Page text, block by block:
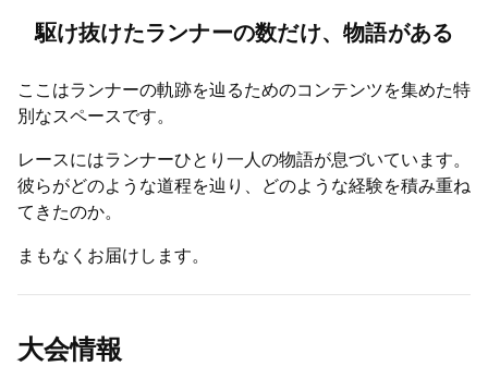
駆け抜けたランナーの数だけ、物語がある
ここはランナーの軌跡を辿るためのコンテンツを集めた特
別なスペースです。
レースにはランナーひとり一人の物語が息づいています。
彼らがどのような道程を辿り、どのような経験を積み重ね
てきたのか。
まもなくお届けします。
大会情報